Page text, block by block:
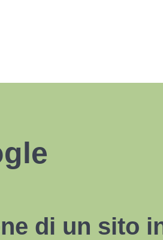
di un sito